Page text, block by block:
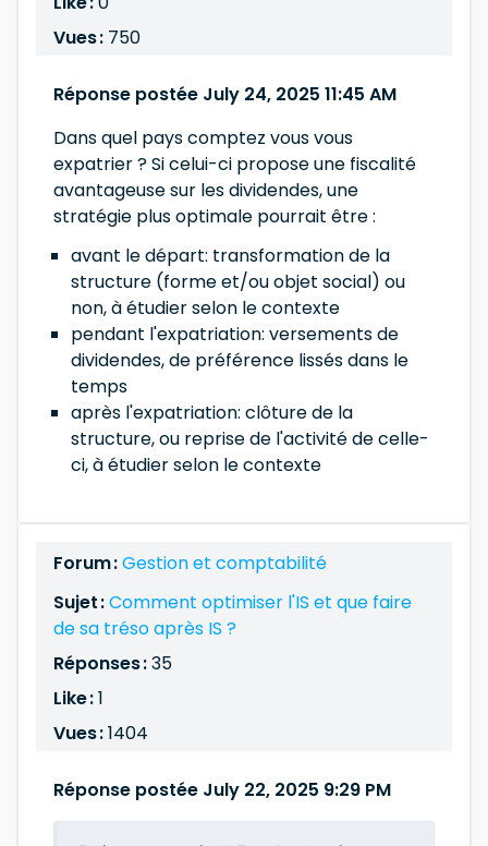
Vues : 750
Réponse postée July 24, 2025 11:45 AM
Dans quel pays comptez vous vous
expatrier ? Si celui-ci propose une fiscalité
avantageuse sur les dividendes, une
stratégie plus optimale pourrait être :
avant le départ: transformation de la
structure (forme et/ou objet social) ou
non, à étudier selon le contexte
pendant l'expatriation: versements de
dividendes, de préférence lissés dans le
temps
après l'expatriation: clôture de la
structure, ou reprise de l'activité de celle-
ci, à étudier selon le contexte
Forum :Gestion et comptabilité
Sujet :Comment optimiser l'IS et que faire
de sa tréso après IS ?
Réponses :35
Like :1
Vues :1404
Réponse postée July 22, 2025 9:29 PM